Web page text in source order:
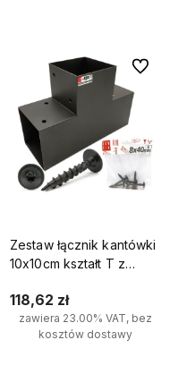
Zestaw łącznik kantówki
10x10cm kształt T z
118,62 zł
zawiera 23.00% VAT, bez
kosztów dostawy
Do